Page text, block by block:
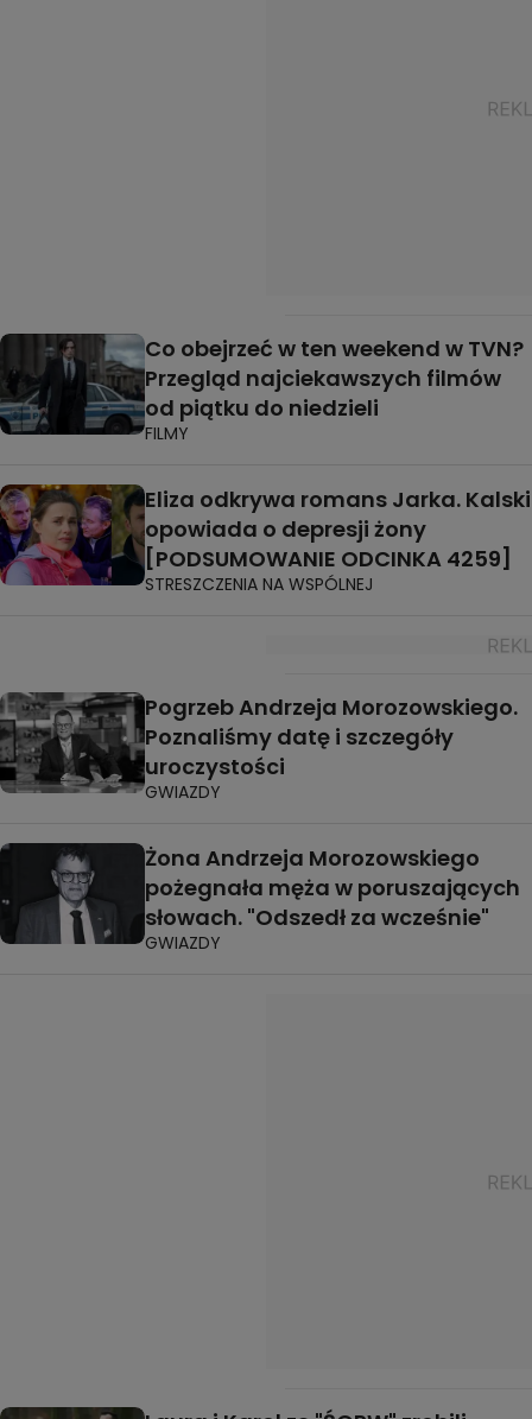
Co obejrzeć w ten weekend w TVN?
Przegląd najciekawszych filmów
od piątku do niedzieli
FILMY
Eliza odkrywa romans Jarka. Kalski
opowiada o depresji żony
[PODSUMOWANIE ODCINKA 4259]
STRESZCZENIA NA WSPÓLNEJ
Pogrzeb Andrzeja Morozowskiego.
Poznaliśmy datę i szczegóły
uroczystości
GWIAZDY
Żona Andrzeja Morozowskiego
pożegnała męża w poruszających
słowach. "Odszedł za wcześnie"
GWIAZDY